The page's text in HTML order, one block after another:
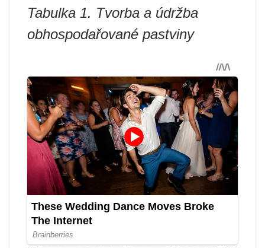
Tabulka 1. Tvorba a údržba
obhospodařované pastviny